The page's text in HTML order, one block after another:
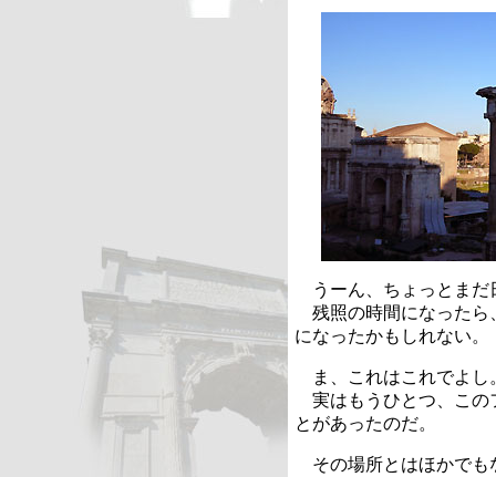
うーん、ちょっとま
残照の時間になったら
になったかもしれない。
ま、これはこれでよし
実はもうひとつ、この
とがあったのだ。
その場所とはほかでも